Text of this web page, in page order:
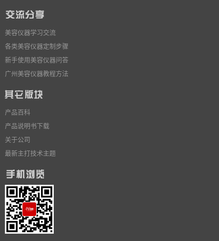
美容仪器学习交流
各类美容仪器定制步骤
新手使用美容仪器问答
广州美容仪器教程方法
产品百科
产品说明书下载
关于公司
最新主打技术主题